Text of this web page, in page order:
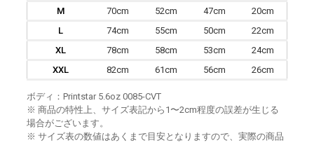
M
70cm 52cm 47cm
20cm
L
74cm 55cm 50cm
22cm
XL
78cm 58cm 53cm
24cm
XXL
82cm 61cm 56cm 26cm
ボディ：Printstar 5.6oz 0085-CVT
※ 商品の特性上、サイズ表記から1〜2cm程度の誤差が生じる
場合がございます。
※ サイズ表の数値はあくまで目安となりますので、実際の商品